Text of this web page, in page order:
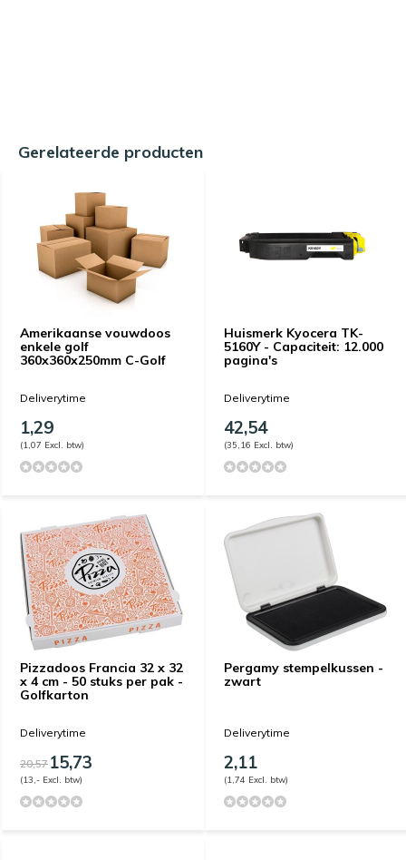
Gerelateerde producten
Amerikaanse vouwdoos
enkele golf
360x360x250mm C-Golf
Deliverytime
1,29
(1,07 Excl. btw)
Huismerk Kyocera TK-
5160Y - Capaciteit: 12.000
pagina's
Deliverytime
42,54
(35,16 Excl. btw)
Pizzadoos Francia 32 x 32
x 4 cm - 50 stuks per pak -
Golfkarton
Deliverytime
20,5715,73
(13,- Excl. btw)
Pergamy stempelkussen -
zwart
Deliverytime
2,11
(1,74 Excl. btw)